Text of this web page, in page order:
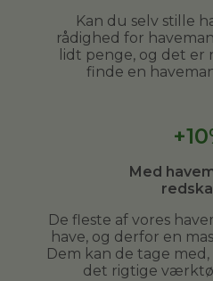
Kan du selv stille
rådighed for
lidt penge, og det er
finde en
Med
De fleste af vores
have, og derfor en
Dem kan de tage
det rigtige